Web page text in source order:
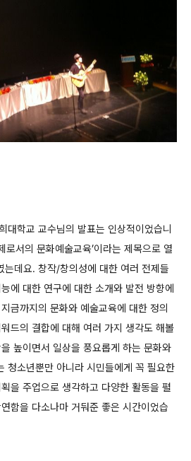
대학교 교수님의 발표는 인상적이었습니
로서의 문화예술교육’이라는 제목으로 열
는데요. 창작/창의성에 대한 여러 전제들
에 대한 연구에 대한 소개와 발전 방향에
금까지의 문화와 예술교육에 대한 정의
드의 결합에 대해 여러 가지 생각도 해볼
높이면서 일상을 풍요롭게 하는 문화와
청소년뿐만 아니라 시민들에게 꼭 필요한
을 주업으로 생각하고 다양한 활동을 펼
함을 다소나마 거둬준 좋은 시간이었습